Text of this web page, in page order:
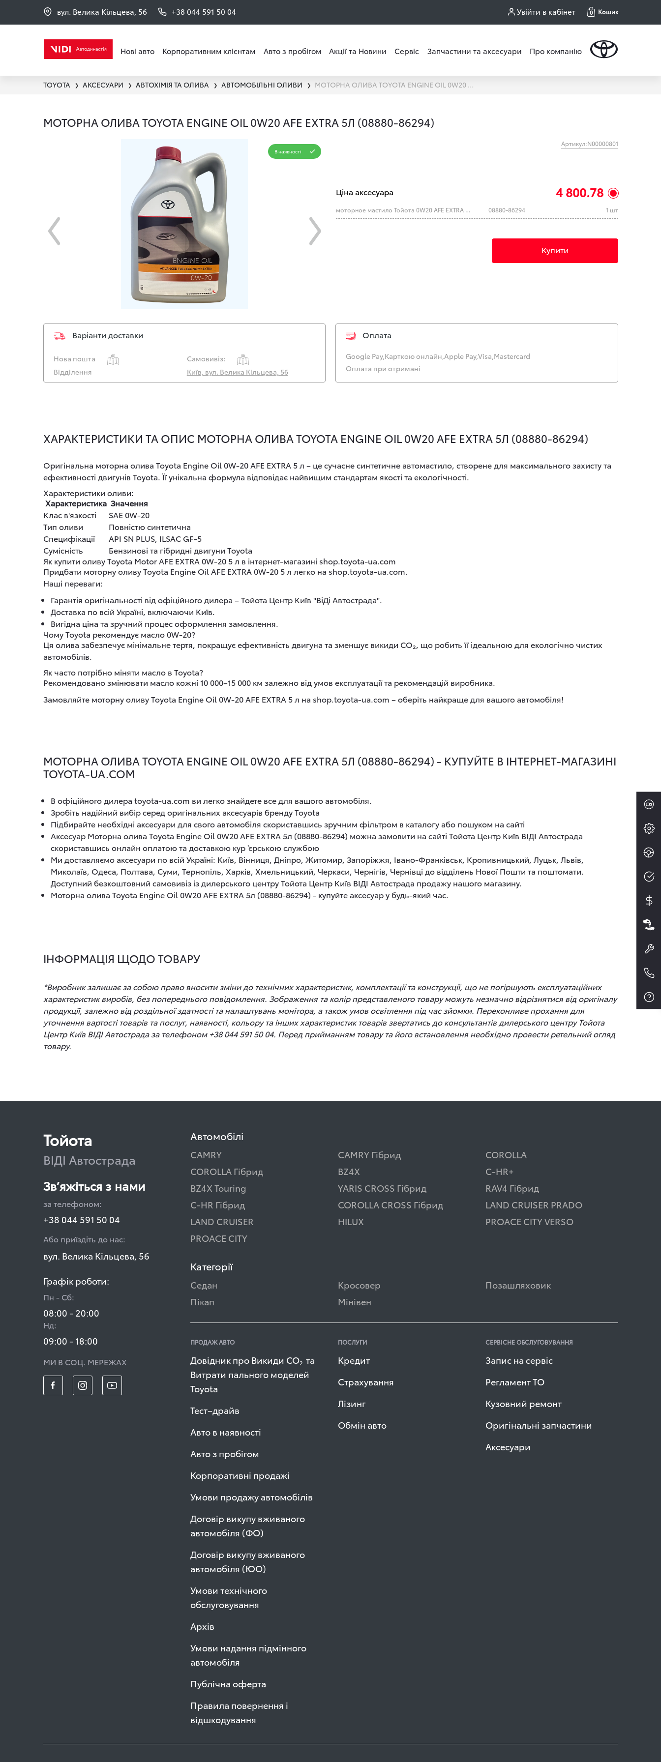
вул. Велика Кільцева, 56 +38 044 591 50 04 Увійти в кабінет 0 Кошик
Нові авто Корпоративним клієнтам Авто з пробігом Акції та Новини Сервіс Запчастини та аксесуари Про компанію
TOYOTA ❯ АКСЕСУАРИ ❯ АВТОХІМІЯ ТА ОЛИВА ❯ АВТОМОБІЛЬНІ ОЛИВИ ❯ МОТОРНА ОЛИВА TOYOTA ENGINE OIL 0W20 AFE EXTRA 5Л (08880-86294)
МОТОРНА ОЛИВА TOYOTA ENGINE OIL 0W20 AFE EXTRA 5Л (08880-86294)
В наявності
Артикул:N00000801
Ціна аксесуара 4 800.78
моторное мастило Тойота 0W20 AFE EXTRA (5л) 08880-86294 1 шт
Купити
Варіанти доставки
Нова пошта
Самовивіз:
Відділення
Київ, вул. Велика Кільцева, 56
Оплата
Google Pay,Карткою онлайн,Apple Pay,Visa,Mastercard
Оплата при отримані
ХАРАКТЕРИСТИКИ ТА ОПИС МОТОРНА ОЛИВА TOYOTA ENGINE OIL 0W20 AFE EXTRA 5Л (08880-86294)
Оригінальна моторна олива Toyota Engine Oil 0W-20 AFE EXTRA 5 л – це сучасне синтетичне автомастило, створене для максимального захисту та
ефективності двигунів Toyota. Її унікальна формула відповідає найвищим стандартам якості та екологічності.
Характеристики оливи:
Характеристика Значення
Клас в'язкості
SAE 0W-20
Тип оливи
Повністю синтетична
Специфікації
API SN PLUS, ILSAC GF-5
Сумісність
Бензинові та гібридні двигуни Toyota
Як купити оливу Toyota Motor AFE EXTRA 0W-20 5 л в інтернет-магазині shop.toyota-ua.com
Придбати моторну оливу Toyota Engine Oil AFE EXTRA 0W-20 5 л легко на shop.toyota-ua.com.
Наші переваги:
Гарантія оригінальності від офіційного дилера – Тойота Центр Київ "ВіДі Автострада".
Доставка по всій Україні, включаючи Київ.
Вигідна ціна та зручний процес оформлення замовлення.
Чому Toyota рекомендує масло 0W-20?
Ця олива забезпечує мінімальне тертя, покращує ефективність двигуна та зменшує викиди CO₂, що робить її ідеальною для екологічно чистих
автомобілів.
Як часто потрібно міняти масло в Toyota?
Рекомендовано змінювати масло кожні 10 000–15 000 км залежно від умов експлуатації та рекомендацій виробника.
Замовляйте моторну оливу Toyota Engine Oil 0W-20 AFE EXTRA 5 л на shop.toyota-ua.com – оберіть найкраще для вашого автомобіля!
МОТОРНА ОЛИВА TOYOTA ENGINE OIL 0W20 AFE EXTRA 5Л (08880-86294) - КУПУЙТЕ В ІНТЕРНЕТ-МАГАЗИНІ
TOYOTA-UA.COM
В офіційного дилера toyota-ua.com ви легко знайдете все для вашого автомобіля.
Зробіть надійний вибір серед оригінальних аксесуарів бренду Toyota
Підбирайте необхідні аксесуари для свого автомобіля скориставшись зручним фільтром в каталогу або пошуком на сайті
Аксесуар Моторна олива Toyota Engine Oil 0W20 AFE EXTRA 5л (08880-86294) можна замовити на сайті Тойота Центр Київ ВІДІ Автострада
скориставшись онлайн оплатою та доставкою кур`єрською службою
Ми доставляємо аксесуари по всій Україні: Київ, Вінниця, Дніпро, Житомир, Запоріжжя, Івано-Франківськ, Кропивницький, Луцьк, Львів,
Миколаїв, Одеса, Полтава, Суми, Тернопіль, Харків, Хмельницький, Черкаси, Чернігів, Чернівці до відділень Нової Пошти та поштомати.
Доступний безкоштовний самовивіз із дилерського центру Тойота Центр Київ ВІДІ Автострада продажу нашого магазину.
Моторна олива Toyota Engine Oil 0W20 AFE EXTRA 5л (08880-86294) - купуйте аксесуар у будь-який час.
ІНФОРМАЦІЯ ЩОДО ТОВАРУ
*Виробник залишає за собою право вносити зміни до технічних характеристик, комплектації та конструкції, що не погіршують експлуатаційних
характеристик виробів, без попереднього повідомлення. Зображення та колір представленого товару можуть незначно відрізнятися від оригіналу
продукції, залежно від роздільної здатності та налаштувань монітора, а також умов освітлення під час зйомки. Переконливе прохання для
уточнення вартості товарів та послуг, наявності, кольору та інших характеристик товарів звертатись до консультантів дилерського центру Тойота
Центр Київ ВІДІ Автострада за телефоном +38 044 591 50 04. Перед прийманням товару та його встановлення необхідно провести ретельний огляд
товару.
Тойота
ВІДІ Автострада
Зв’яжіться з нами
за телефоном:
+38 044 591 50 04
Або приїздіть до нас:
вул. Велика Кільцева, 56
Графік роботи:
Пн - Сб:
08:00 - 20:00
Нд:
09:00 - 18:00
МИ В СОЦ. МЕРЕЖАХ
Автомобілі
CAMRY CAMRY Гібрид
COROLLA
COROLLA Гібрид
BZ4X
C-HR+
BZ4X Touring
YARIS CROSS Гібрид
RAV4 Гібрид
C-HR Гібрид
COROLLA CROSS Гібрид
LAND CRUISER PRADO
LAND CRUISER
HILUX
PROACE CITY VERSO
PROACE CITY
Категорії
Седан Кросовер
Позашляховик
Пікап
Мінівен
ПРОДАЖ АВТО
Довідник про Викиди СО2 та
Витрати пального моделей
Toyota
Тест–драйв
Авто в наявності
Авто з пробігом
Корпоративні продажі
Умови продажу автомобілів
Договір викупу вживаного
автомобіля (ФО)
Договір викупу вживаного
автомобіля (ЮО)
Умови технічного
обслуговування
Архів
Умови надання підмінного
автомобіля
Публічна оферта
Правила повернення і
відшкодування
ПОСЛУГИ
Кредит
Страхування
Лізинг
Обмін авто
СЕРВІСНЕ ОБСЛУГОВУВАННЯ
Запис на сервіс
Регламент ТО
Кузовний ремонт
Оригінальні запчастини
Аксесуари